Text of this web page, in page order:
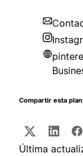
Compartir esta
Última